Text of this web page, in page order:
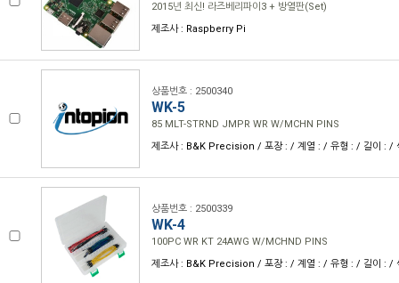
2015년 최신! 라즈베리파이3 + 방열판(Set)
제조사 : Raspberry Pi
상품번호 : 2500340
WK-5
85 MLT-STRND JMPR WR W/MCHN PINS
제조사 : B&K Precision / 포장 : / 계열 : / 유형 : / 길이 : /
상품번호 : 2500339
WK-4
100PC WR KT 24AWG W/MCHND PINS
제조사 : B&K Precision / 포장 : / 계열 : / 유형 : / 길이 : /